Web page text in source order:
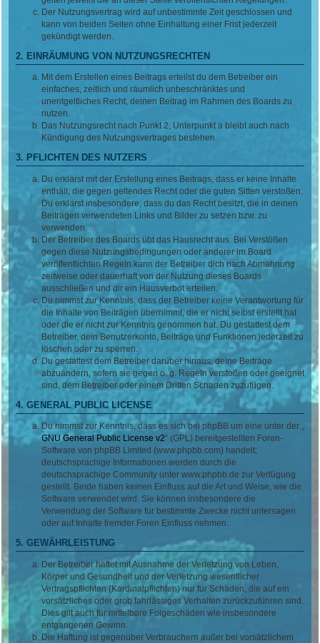
Der Nutzungsvertrag wird auf unbestimmte Zeit geschlossen und
kann von beiden Seiten ohne Einhaltung einer Frist jederzeit
gekündigt werden.
2. EINRÄUMUNG VON NUTZUNGSRECHTEN
Mit dem Erstellen eines Beitrags erteilst du dem Betreiber ein
einfaches, zeitlich und räumlich unbeschränktes und
unentgeltliches Recht, deinen Beitrag im Rahmen des Boards zu
nutzen.
Das Nutzungsrecht nach Punkt 2, Unterpunkt a bleibt auch nach
Kündigung des Nutzungsvertrages bestehen.
3. PFLICHTEN DES NUTZERS
Du erklärst mit der Erstellung eines Beitrags, dass er keine Inhalte
enthält, die gegen geltendes Recht oder die guten Sitten verstoßen.
Du erklärst insbesondere, dass du das Recht besitzt, die in deinen
Beiträgen verwendeten Links und Bilder zu setzen bzw. zu
verwenden.
Der Betreiber des Boards übt das Hausrecht aus. Bei Verstößen
gegen diese Nutzungsbedingungen oder anderer im Board
veröffentlichten Regeln kann der Betreiber dich nach Abmahnung
zeitweise oder dauerhaft von der Nutzung dieses Boards
ausschließen und dir ein Hausverbot erteilen.
Du nimmst zur Kenntnis, dass der Betreiber keine Verantwortung für
die Inhalte von Beiträgen übernimmt, die er nicht selbst erstellt hat
oder die er nicht zur Kenntnis genommen hat. Du gestattest dem
Betreiber, dein Benutzerkonto, Beiträge und Funktionen jederzeit zu
löschen oder zu sperren.
Du gestattest dem Betreiber darüber hinaus, deine Beiträge
abzuändern, sofern sie gegen o. g. Regeln verstoßen oder geeignet
sind, dem Betreiber oder einem Dritten Schaden zuzufügen.
4. GENERAL PUBLIC LICENSE
Du nimmst zur Kenntnis, dass es sich bei phpBB um eine unter der „
GNU General Public License v2“ (GPL) bereitgestellten Foren-
Software von phpBB Limited (www.phpbb.com) handelt;
deutschsprachige Informationen werden durch die
deutschsprachige Community unter www.phpbb.de zur Verfügung
gestellt. Beide haben keinen Einfluss auf die Art und Weise, wie die
Software verwendet wird. Sie können insbesondere die
Verwendung der Software für bestimmte Zwecke nicht untersagen
oder auf Inhalte fremder Foren Einfluss nehmen.
5. GEWÄHRLEISTUNG
Der Betreiber haftet mit Ausnahme der Verletzung von Leben,
Körper und Gesundheit und der Verletzung wesentlicher
Vertragspflichten (Kardinalpflichten) nur für Schäden, die auf ein
vorsätzliches oder grob fahrlässiges Verhalten zurückzuführen sind.
Dies gilt auch für mittelbare Folgeschäden wie insbesondere
entgangenen Gewinn.
Die Haftung ist gegenüber Verbrauchern außer bei vorsätzlichem